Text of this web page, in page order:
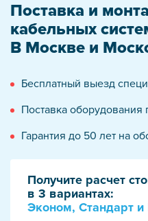
Поставка и
кабельных
В Москве и
Бесплатный выезд
Поставка оборудования
Гарантия до 50 лет на
Получите расчет
в 3 вариантах:
Эконом, Стандарт